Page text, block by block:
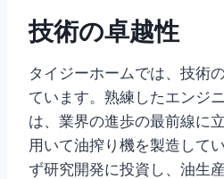
技術の卓越性
タイジーホームでは、技術
ています。熟練したエンジ
は、業界の進歩の最前線に
用いて油搾り機を製造して
ず研究開発に投資し、油生